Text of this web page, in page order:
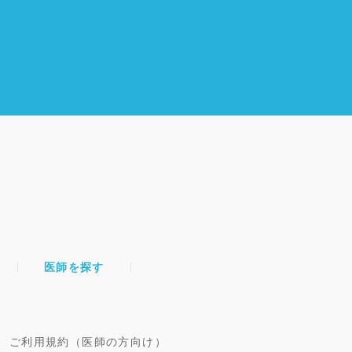
医師を探す
ご利用規約（医師の方向け）